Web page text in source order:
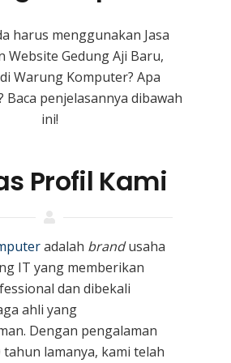
harus menggunakan Jasa
Website Gedung Aji Baru,
Warung Komputer? Apa
Baca penjelasannya dibawah
ini!
Profil Kami
adalah brandusaha
IT yang memberikan
dan dibekali
ahli yang
Dengan pengalaman
tahun lamanya, kami telah